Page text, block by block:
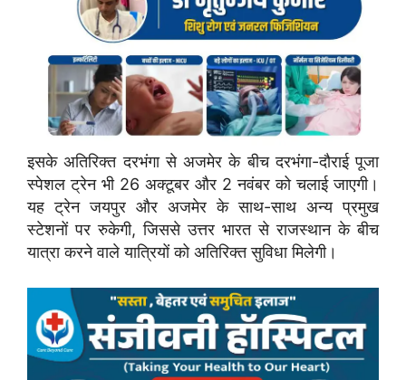
इसके अतिरिक्त दरभंगा से अजमेर के बीच दरभंगा-दौराई पूजा
स्पेशल ट्रेन भी 26 अक्टूबर और 2 नवंबर को चलाई जाएगी।
यह ट्रेन जयपुर और अजमेर के साथ-साथ अन्य प्रमुख
स्टेशनों पर रुकेगी, जिससे उत्तर भारत से राजस्थान के बीच
यात्रा करने वाले यात्रियों को अतिरिक्त सुविधा मिलेगी।